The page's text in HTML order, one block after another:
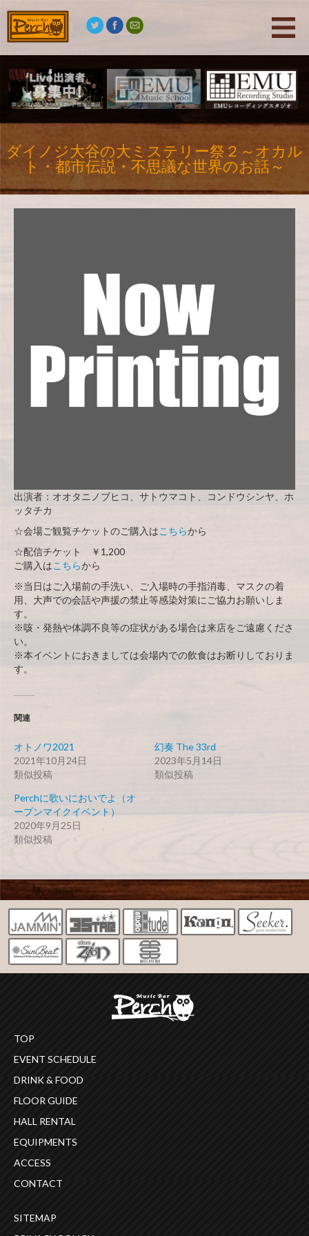
ダイノジ大谷の大ミステリー祭２～オカル
ト・都市伝説・不思議な世界のお話～
出演者：オオタニノブヒコ、サトウマコト、コンドウシンヤ、ホ
ッタチカ
☆会場ご観覧チケットのご購入はこちらから
☆配信チケット ￥1,200
ご購入はこちらから
※当日はご入場前の手洗い、ご入場時の手指消毒、マスクの着
用、大声での会話や声援の禁止等感染対策にご協力お願いしま
す。
※咳・発熱や体調不良等の症状がある場合は来店をご遠慮くださ
い。
※本イベントにおきましては会場内での飲食はお断りしておりま
す。
関連
オトノワ2021
2021年10月24日
類似投稿
幻奏 The 33rd
2023年5月14日
類似投稿
Perchに歌いにおいでよ（オ
ープンマイクイベント）
2020年9月25日
類似投稿
TOP
EVENT SCHEDULE
DRINK & FOOD
FLOOR GUIDE
HALL RENTAL
EQUIPMENTS
ACCESS
CONTACT
SITEMAP